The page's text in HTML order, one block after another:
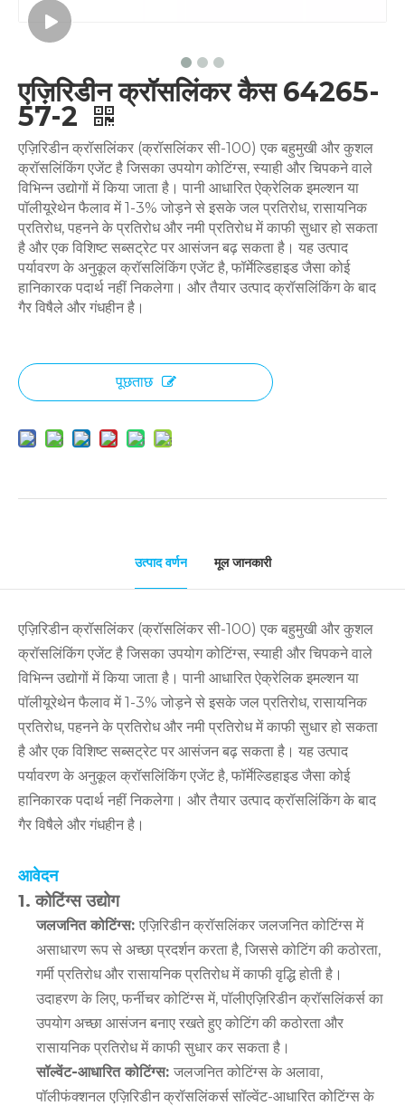
एज़िरिडीन क्रॉसलिंकर कैस 64265-
57-2
एज़िरिडीन क्रॉसलिंकर (क्रॉसलिंकर सी-100) एक बहुमुखी और कुशल
क्रॉसलिंकिंग एजेंट है जिसका उपयोग कोटिंग्स, स्याही और चिपकने वाले
विभिन्न उद्योगों में किया जाता है। पानी आधारित ऐक्रेलिक इमल्शन या
पॉलीयूरेथेन फैलाव में 1-3% जोड़ने से इसके जल प्रतिरोध, रासायनिक
प्रतिरोध, पहनने के प्रतिरोध और नमी प्रतिरोध में काफी सुधार हो सकता
है और एक विशिष्ट सब्सट्रेट पर आसंजन बढ़ सकता है। यह उत्पाद
पर्यावरण के अनुकूल क्रॉसलिंकिंग एजेंट है, फॉर्मेल्डिहाइड जैसा कोई
हानिकारक पदार्थ नहीं निकलेगा। और तैयार उत्पाद क्रॉसलिंकिंग के बाद
गैर विषैले और गंधहीन है।
पूछताछ
उत्पाद वर्णन मूल जानकारी
एज़िरिडीन क्रॉसलिंकर (क्रॉसलिंकर सी-100) एक बहुमुखी और कुशल
क्रॉसलिंकिंग एजेंट है जिसका उपयोग कोटिंग्स, स्याही और चिपकने वाले
विभिन्न उद्योगों में किया जाता है। पानी आधारित ऐक्रेलिक इमल्शन या
पॉलीयूरेथेन फैलाव में 1-3% जोड़ने से इसके जल प्रतिरोध, रासायनिक
प्रतिरोध, पहनने के प्रतिरोध और नमी प्रतिरोध में काफी सुधार हो सकता
है और एक विशिष्ट सब्सट्रेट पर आसंजन बढ़ सकता है। यह उत्पाद
पर्यावरण के अनुकूल क्रॉसलिंकिंग एजेंट है, फॉर्मेल्डिहाइड जैसा कोई
हानिकारक पदार्थ नहीं निकलेगा। और तैयार उत्पाद क्रॉसलिंकिंग के बाद
गैर विषैले और गंधहीन है।
आवेदन
1. कोटिंग्स उद्योग
जलजनित कोटिंग्स: एज़िरिडीन क्रॉसलिंकर जलजनित कोटिंग्स में
असाधारण रूप से अच्छा प्रदर्शन करता है, जिससे कोटिंग की कठोरता,
गर्मी प्रतिरोध और रासायनिक प्रतिरोध में काफी वृद्धि होती है।
उदाहरण के लिए, फर्नीचर कोटिंग्स में, पॉलीएज़िरिडीन क्रॉसलिंकर्स का
उपयोग अच्छा आसंजन बनाए रखते हुए कोटिंग की कठोरता और
रासायनिक प्रतिरोध में काफी सुधार कर सकता है।
सॉल्वेंट-आधारित कोटिंग्स: जलजनित कोटिंग्स के अलावा,
पॉलीफंक्शनल एज़िरिडीन क्रॉसलिंकर्स सॉल्वेंट-आधारित कोटिंग्स के